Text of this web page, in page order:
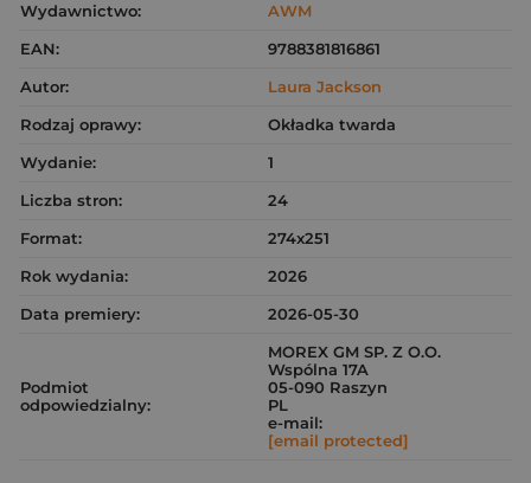
Wydawnictwo:
AWM
EAN:
9788381816861
Autor:
Laura Jackson
Rodzaj oprawy:
Okładka twarda
Wydanie:
1
Liczba stron:
24
Format:
274x251
Rok wydania:
2026
Data premiery:
2026-05-30
Podmiot
odpowiedzialny:
MOREX GM SP. Z O.O.
Wspólna 17A
05-090 Raszyn
PL
e-mail:
[email protected]